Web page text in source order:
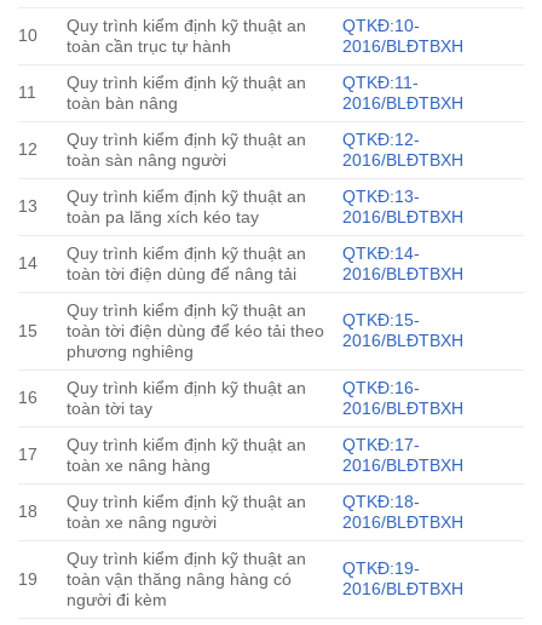
10
Quy trình kiểm định kỹ thuật an
toàn cần trục tự hành
QTKĐ:10-
2016/BLĐTBXH
11
Quy trình kiểm định kỹ thuật an
toàn bàn nâng
QTKĐ:11-
2016/BLĐTBXH
12
Quy trình kiểm định kỹ thuật an
toàn sàn nâng người
QTKĐ:12-
2016/BLĐTBXH
13
Quy trình kiểm định kỹ thuật an
toàn pa lăng xích kéo tay
QTKĐ:13-
2016/BLĐTBXH
14
Quy trình kiểm định kỹ thuật an
toàn tời điện dùng để nâng tải
QTKĐ:14-
2016/BLĐTBXH
15
Quy trình kiểm định kỹ thuật an
toàn tời điện dùng để kéo tải theo
phương nghiêng
QTKĐ:15-
2016/BLĐTBXH
16
Quy trình kiểm định kỹ thuật an
toàn tời tay
QTKĐ:16-
2016/BLĐTBXH
17
Quy trình kiểm định kỹ thuật an
toàn xe nâng hàng
QTKĐ:17-
2016/BLĐTBXH
18
Quy trình kiểm định kỹ thuật an
toàn xe nâng người
QTKĐ:18-
2016/BLĐTBXH
19
Quy trình kiểm định kỹ thuật an
toàn vận thăng nâng hàng có
người đi kèm
QTKĐ:19-
2016/BLĐTBXH